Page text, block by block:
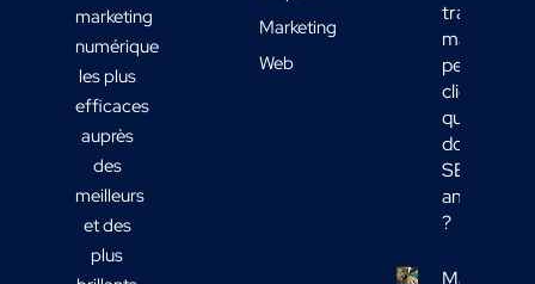
marketing
numérique
les plus
efficaces
auprès
des
meilleurs
et des
plus
Marketing
Web
trafic
mais
peu de
clients :
quelles
données
SEO
analyser
?
Marketing